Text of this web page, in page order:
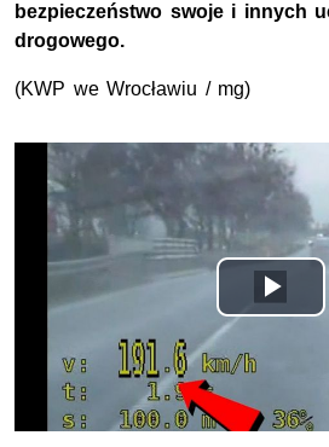
bezpieczeństwo swoje i innych
drogowego.
(KWP we Wrocławiu / mg)
Opis filmu: nagranie z